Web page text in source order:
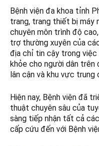
Bệnh viện đa khoa tỉnh
trang, trang thiết bị máy
chuyên môn trình độ
trợ thường xuyên của
địa chỉ tin cậy trong việc
khỏe cho người dân
lân cận và khu vực trung
Hiện nay, Bệnh viện đã
thuật chuyên sâu của
sàng tiếp nhận tất cả
cấp cứu đến với Bệnh